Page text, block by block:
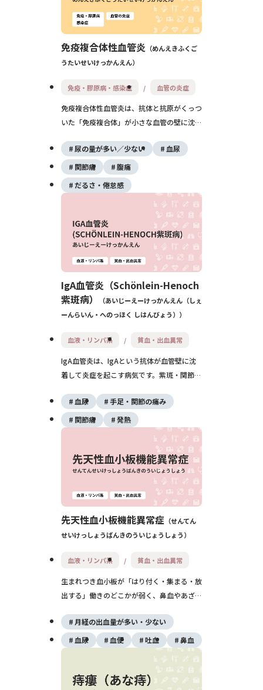
免疫複合体性血管炎
めんえきふくご
うたいせいけっかんえん
免疫・膠原病・感染症 血管の炎症
免疫複合体性血管炎は、抗体と抗原がくっつ
いた「免疫複合体」が小さな血管の壁に沈着
起こす病気のグループです。原因は感染症や
自己免疫疾患、薬剤などさまざまで、臓器障
害の程度に応じてステロイドや免疫抑制薬で
治療します。
尿の量が多い／少ない
血尿
関節痛
腹痛
だるさ・倦怠感
IgA血管炎（Schönlein-Henoch
紫斑病）
あいじーえーけっかんえん（しぇ
ーんらいん・へのっほく しはんびょう）
血液・リンパ系 貧血・出血異常
IgA血管炎は、IgAという抗体が血管壁に沈
着して炎症を起こす病気です。紫斑・関節
が腎障害の有無を長期フォローします。小児
に多いものの成人でも発症します。
血尿
手足・関節の痛み
関節痛
発熱
先天性血小板機能異常症
せんてん
せいけっしょうばんきのういじょうしょう
血液・リンパ系 貧血・出血異常
生まれつき血小板が「はり付く・集まる・放
出する」働きのどこかが弱く、鼻血やあざ、
種類により治療は、止血薬・輸血・遺伝子に
基づく個別対応などを組み合わせます。
月経の出血量が多い・少ない
血尿
血便 吐血 鼻血